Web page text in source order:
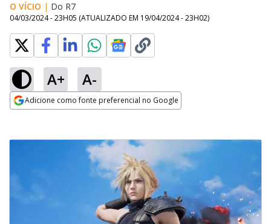
O VÍCIO | Do R7
04/03/2024 - 23H05 (ATUALIZADO EM 19/04/2024 - 23H02)
A+ A-
Adicione como fonte preferencial no Google